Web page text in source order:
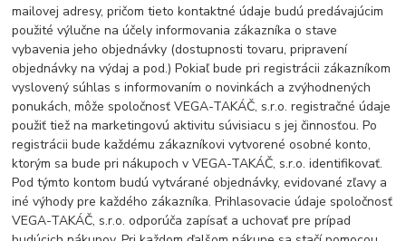
mailovej adresy, pričom tieto kontaktné údaje budú predávajúcim
použité výlučne na účely informovania zákazníka o stave
vybavenia jeho objednávky (dostupnosti tovaru, pripravení
objednávky na výdaj a pod.) Pokiaľ bude pri registrácii zákazníkom
vyslovený súhlas s informovaním o novinkách a zvýhodnených
ponukách, môže spoločnosť VEGA-TAKÁČ, s.r.o. registračné údaje
použiť tiež na marketingovú aktivitu súvisiacu s jej činnosťou. Po
registrácii bude každému zákazníkovi vytvorené osobné konto,
ktorým sa bude pri nákupoch v VEGA-TAKÁČ, s.r.o. identifikovať.
Pod týmto kontom budú vytvárané objednávky, evidované zľavy a
iné výhody pre každého zákazníka. Prihlasovacie údaje spoločnosť
VEGA-TAKÁČ, s.r.o. odporúča zapísať a uchovať pre prípad